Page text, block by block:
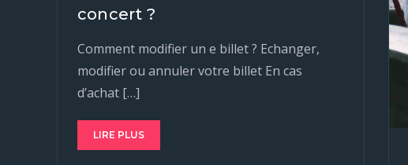
concert ?
Comment modifier un e billet ? Echanger,
modifier ou annuler votre billet En cas
d’achat […]
LIRE PLUS